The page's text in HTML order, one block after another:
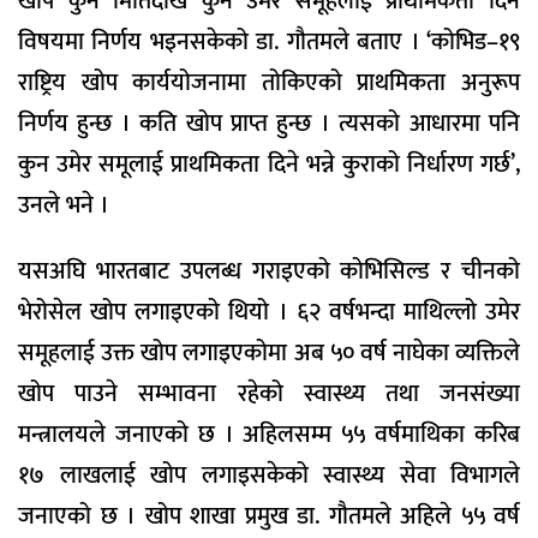
विषयमा निर्णय भइनसकेको डा. गौतमले बताए । ‘कोभिड–१९
राष्ट्रिय खोप कार्ययोजनामा तोकिएको प्राथमिकता अनुरूप
निर्णय हुन्छ । कति खोप प्राप्त हुन्छ । त्यसको आधारमा पनि
कुन उमेर समूलाई प्राथमिकता दिने भन्ने कुराको निर्धारण गर्छ’,
उनले भने ।
यसअघि भारतबाट उपलब्ध गराइएको कोभिसिल्ड र चीनको
भेरोसेल खोप लगाइएको थियो । ६२ वर्षभन्दा माथिल्लो उमेर
समूहलाई उक्त खोप लगाइएकोमा अब ५० वर्ष नाघेका व्यक्तिले
खोप पाउने सम्भावना रहेको स्वास्थ्य तथा जनसंख्या
मन्त्रालयले जनाएको छ । अहिलसम्म ५५ वर्षमाथिका करिब
१७ लाखलाई खोप लगाइसकेको स्वास्थ्य सेवा विभागले
जनाएको छ । खोप शाखा प्रमुख डा. गौतमले अहिले ५५ वर्ष